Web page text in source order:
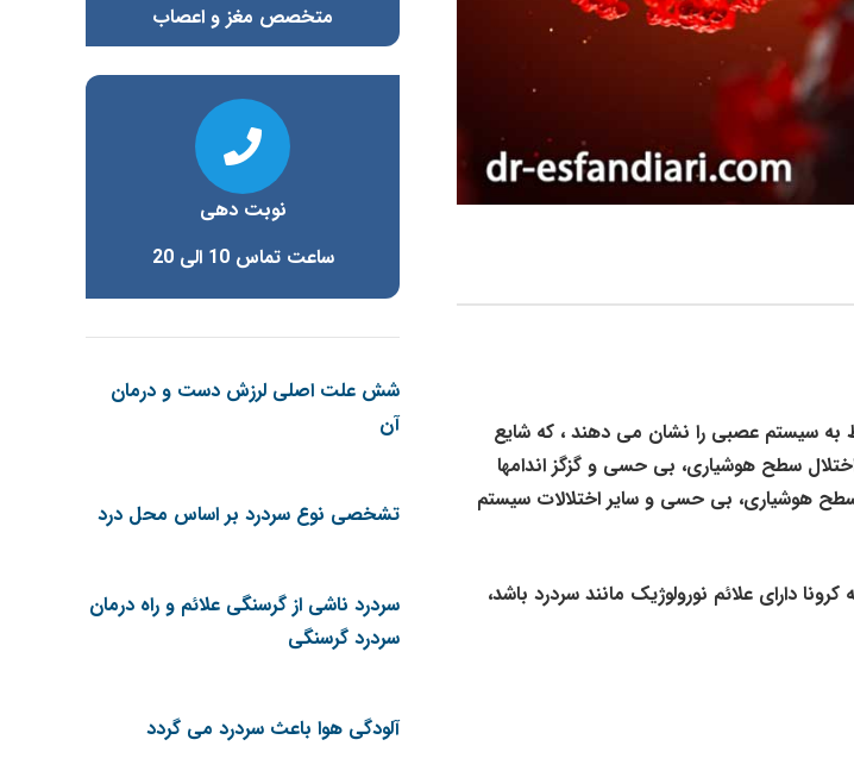
که حدود 37 درصد از مبتلایان به کووید 19 علائم مربوط به سیستم عصبی را نشان می دهند ، که شایع
. پس از آن اختلال سطح هوشیاری، بی حسی و گزگز اندامها
به سردرد، اختلال سطح هوشیاری، بی حسی و سایر اختلالات سیستم
دارای علائم نورولوژیک مانند سردرد باشد،
متخصص مغز و اعصاب
نوبت دهی
ساعت تماس 10 الی 20
شش علت اصلی لرزش دست و درمان
آن
تشخصی نوع سردرد بر اساس محل درد
سردرد ناشی از گرسنگی علائم و راه درمان
سردرد گرسنگی
آلودگی هوا باعث سردرد می گردد